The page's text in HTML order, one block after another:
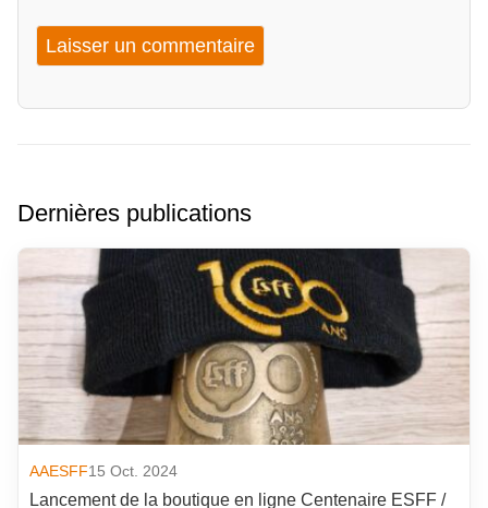
Dernières publications
AAESFF15 Oct. 2024
Lancement de la boutique en ligne Centenaire ESFF /